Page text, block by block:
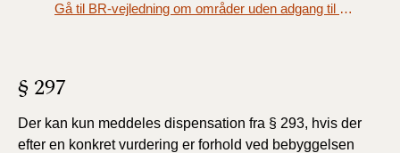
Gå til BR-vejledning om områder uden adgang til fjernvarme eller naturgas
§ 297
Der kan kun meddeles dispensation fra § 293, hvis der
efter en konkret vurdering er forhold ved bebyggelsen